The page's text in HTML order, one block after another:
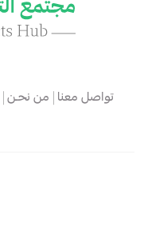
تواصل معنا من نحـن